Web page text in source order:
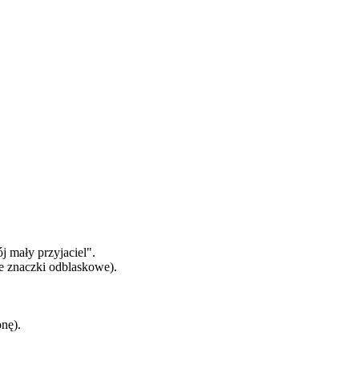
mały przyjaciel".
znaczki odblaskowe).